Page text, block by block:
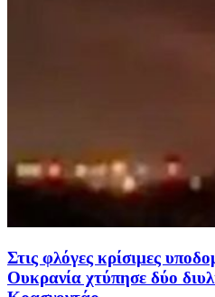
Στις φλόγες κρίσιμες
Ουκρανία χτύπησε δύο